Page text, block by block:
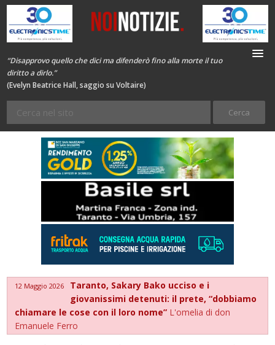
“Disapprovo quello che dici ma difenderò fino alla morte il tuo
diritto a dirlo.”
(Evelyn Beatrice Hall, saggio su Voltaire)
12 Maggio 2026
Taranto, Sakary Bako ucciso e i
giovanissimi detenuti: il prete, “dobbiamo
chiamare le cose con il loro nome” L'omelia di don
Emanuele Ferro